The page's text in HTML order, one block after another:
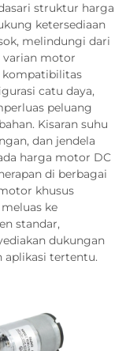
struktur harga
ketersediaan
melindungi dari
varian motor
kompatibilitas
catu daya,
peluang
Kisaran suhu
dan jendela
harga motor DC
di berbagai
khusus
ke
standar,
dukungan
aplikasi tertentu.